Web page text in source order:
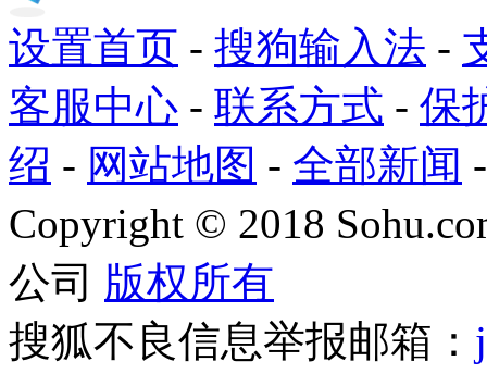
设置首页 - 搜狗输入法 -
客服中心 - 联系方式 - 保
绍 - 网站地图 - 全部新闻
Copyright © 2018
公司 版权所有
搜狐不良信息举报邮箱：